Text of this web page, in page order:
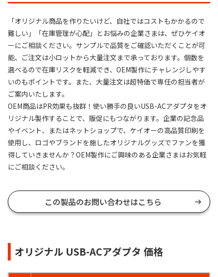
「オリジナル商品を作りたいけど、自社ではコストもかかるので
難しい」「在庫管理が心配」とお悩みの企業さまは、ぜひケイオ
ーにご相談ください。サンプルで品質をご確認いただくことが可
能、ご注文は小ロットから大量注文まで承っております。個数を
選べるので在庫リスクを軽減でき、OEM製作にチャレンジしやす
いのもポイントです。また、大量注文は超特価で専任の担当者が
ご案内いたします。
OEM商品はPR効果も抜群！使い勝手の良いUSB-ACアダプタをオ
リジナル製作することで、販促にもつながります。企業の記念品
やイベント、またはネットショップで、ケイオーの高品質印刷を
使用し、ロゴやブランドを施したオリジナルグッズでファンを獲
得していきませんか？OEM製作にご興味のある企業さまはお気軽
にご相談ください。
この製品のお問い合わせはこちら
オリジナル USB-ACアダプタ 価格